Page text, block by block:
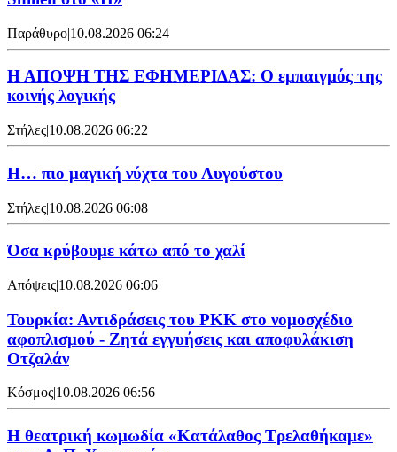
Παράθυρο|10.08.2026 06:24
Η ΑΠΟΨΗ ΤΗΣ ΕΦΗΜΕΡΙΔΑΣ: Ο εμπαιγμός της
κοινής λογικής
Στήλες|10.08.2026 06:22
Η… πιο μαγική νύχτα του Αυγούστου
Στήλες|10.08.2026 06:08
Όσα κρύβουμε κάτω από το χαλί
Απόψεις|10.08.2026 06:06
Τουρκία: Αντιδράσεις του PKK στο νομοσχέδιο
αφοπλισμού - Ζητά εγγυήσεις και αποφυλάκιση
Οτζαλάν
Κόσμος|10.08.2026 06:56
Η θεατρική κωμωδία «Κατάλαθος Τρελαθήκαμε»